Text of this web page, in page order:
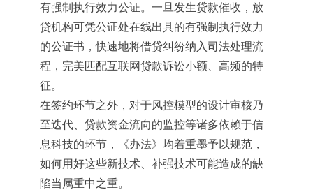
有强制执行效力公证。一旦发生贷款催收，放
贷机构可凭公证处在线出具的有强制执行效力
的公证书，快速地将借贷纠纷纳入司法处理流
程，完美匹配互联网贷款诉讼小额、高频的特
征。
在签约环节之外，对于风控模型的设计审核乃
至迭代、贷款资金流向的监控等诸多依赖于信
息科技的环节，《办法》均着重墨予以规范，
如何用好这些新技术、补强技术可能造成的缺
陷当属重中之重。